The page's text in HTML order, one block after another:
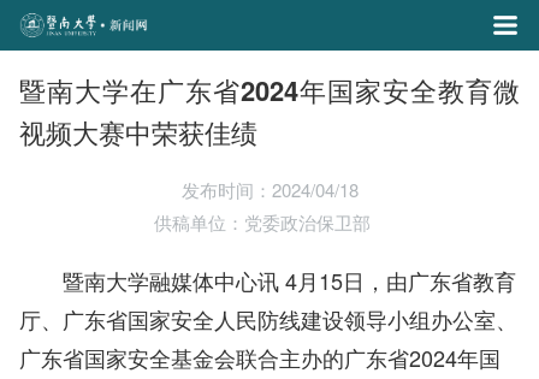
暨南大学在广东省2024年国家安全教育微
视频大赛中荣获佳绩
发布时间：2024/04/18
供稿单位：党委政治保卫部
暨南大学融媒体中心讯 4月15日，由广东省教育
厅、广东省国家安全人民防线建设领导小组办公室、
广东省国家安全基金会联合主办的广东省2024年国